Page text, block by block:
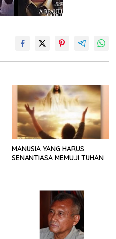
MANUSIA YANG HARUS
SENANTIASA MEMUJI TUHAN